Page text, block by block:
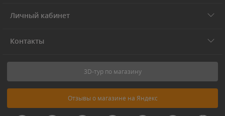
Личный кабинет
Контакты
3D-тур по магазину
Отзывы о магазине на Яндекс